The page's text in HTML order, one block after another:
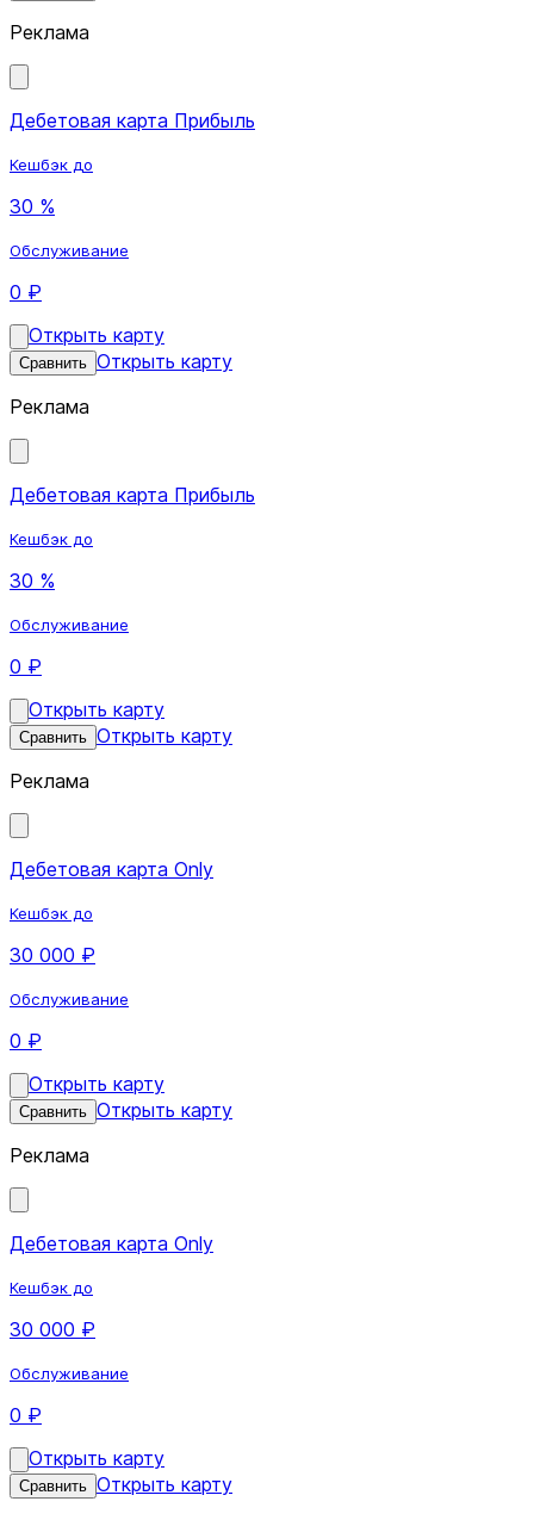
Реклама
Дебетовая карта Прибыль
Кешбэк до
30 %
Обслуживание
0 ₽
Открыть карту
Сравнить Открыть карту
Реклама
Дебетовая карта Прибыль
Кешбэк до
30 %
Обслуживание
0 ₽
Открыть карту
Сравнить Открыть карту
Реклама
Дебетовая карта Only
Кешбэк до
30 000 ₽
Обслуживание
0 ₽
Открыть карту
Сравнить Открыть карту
Реклама
Дебетовая карта Only
Кешбэк до
30 000 ₽
Обслуживание
0 ₽
Открыть карту
Сравнить Открыть карту